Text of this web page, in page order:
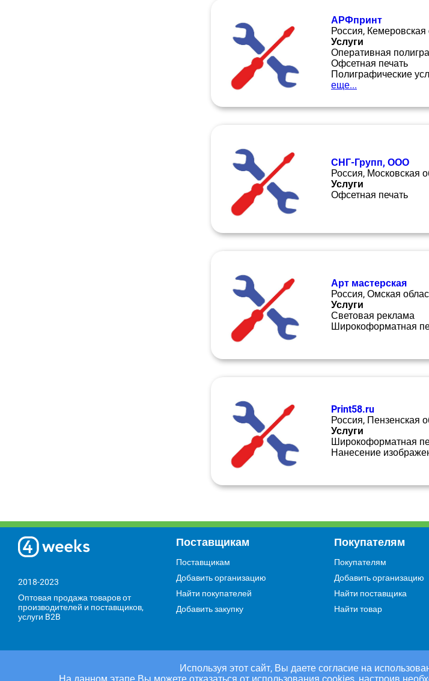
АРФпринт
Россия,
Услуги
Оперативная
Офсетная печать
Полиграфические
еще...
СНГ-Групп, ООО
Россия, Московская
Услуги
Офсетная печать
Арт мастерская
Россия, Омская
Услуги
Световая реклама
Широкоформатная
Print58.ru
Россия, Пензенская
Услуги
Широкоформатная
Нанесение
Используя этот сайт, Вы даете согласие на
На данном этапе Вы можете отказаться от использования cookies, настроив
2018-2023
Оптовая продажа товаров от
производителей и поставщиков,
услуги B2B
Поставщикам
Поставщикам
Добавить организацию
Найти покупателей
Добавить закупку
Покупателям
Покупателям
Добавить организацию
Найти поставщика
Найти товар